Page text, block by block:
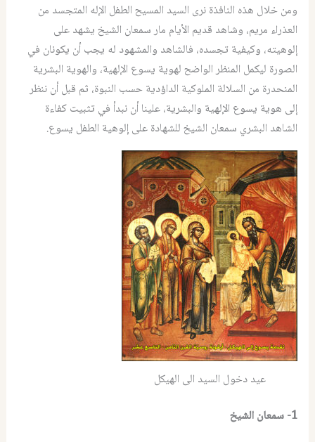
ومن خلال هذه النافذة نرى السيد المسيح الطفل الإله المتجسد من
العذراء مريم، وشاهد قديم الأيام مار سمعان الشيخ يشهد على
إلوهيته، وكيفية تجسده، فالشاهد والمشهود له يجب أن يكونان في
الصورة ليكمل المنظر الواضح لهوية يسوع الإلهية، والهوية البشرية
المنحدرة من السلالة الملوكية الداؤدية حسب النبوة، ثم قبل أن ننظر
إلى هوية يسوع الإلهية والبشرية، علينا أن نبدأ في تثبيت كفاءة
الشاهد البشري سمعان الشيخ للشهادة على إلوهية الطفل يسوع.
عيد دخول السيد الى الهيكل
1- سمعانالشيخ